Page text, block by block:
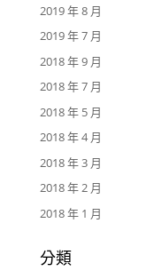
2019 年 8 月
2019 年 7 月
2018 年 9 月
2018 年 7 月
2018 年 5 月
2018 年 4 月
2018 年 3 月
2018 年 2 月
2018 年 1 月
分類